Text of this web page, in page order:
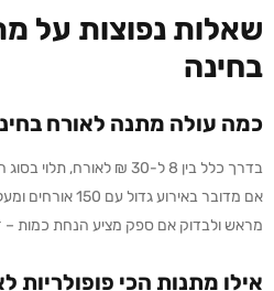
שאלות נפוצות על
בחינה
כמה עולה מתנה לאורח
בדרך כלל בין 8 ל-30 ₪
אם מדובר באירוע
מראש ולבדוק אם ספק מציע הנחת כמות –
אילו מתנות הכי פופולריות